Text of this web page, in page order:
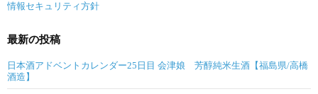
情報セキュリティ方針
最新の投稿
日本酒アドベントカレンダー25日目 会津娘 芳醇純米生酒【福島県/高橋
酒造】